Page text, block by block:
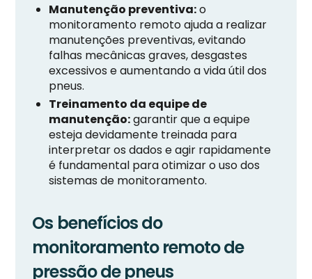
Manutenção preventiva:o
monitoramento remoto ajuda a realizar
manutenções preventivas, evitando
falhas mecânicas graves, desgastes
excessivos e aumentando a vida útil dos
pneus.
Treinamento da equipe de
manutenção:garantir que a equipe
esteja devidamente treinada para
interpretar os dados e agir rapidamente
é fundamental para otimizar o uso dos
sistemas de monitoramento.
Os benefícios do
monitoramento remoto de
pressão de pneus